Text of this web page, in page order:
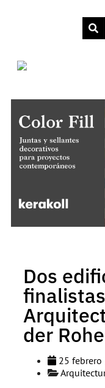
Dos
der Rohe
25 febrero